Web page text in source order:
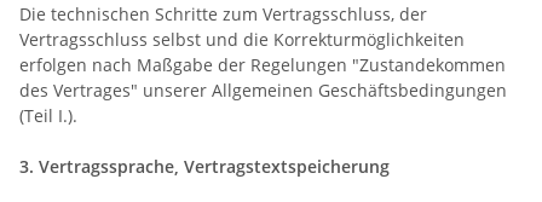
Die technischen Schritte zum Vertragsschluss, der
Vertragsschluss selbst und die Korrekturmöglichkeiten
erfolgen nach Maßgabe der Regelungen "Zustandekommen
des Vertrages" unserer Allgemeinen Geschäftsbedingungen
(Teil I.).
3. Vertragssprache, Vertragstextspeicherung